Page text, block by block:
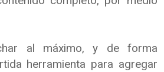
al máximo, y de forma
herramienta para agregar